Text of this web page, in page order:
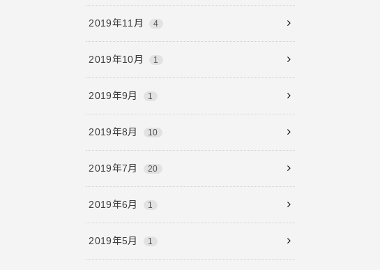
2019年11月 4
2019年10月 1
2019年9月 1
2019年8月 10
2019年7月 20
2019年6月 1
2019年5月 1